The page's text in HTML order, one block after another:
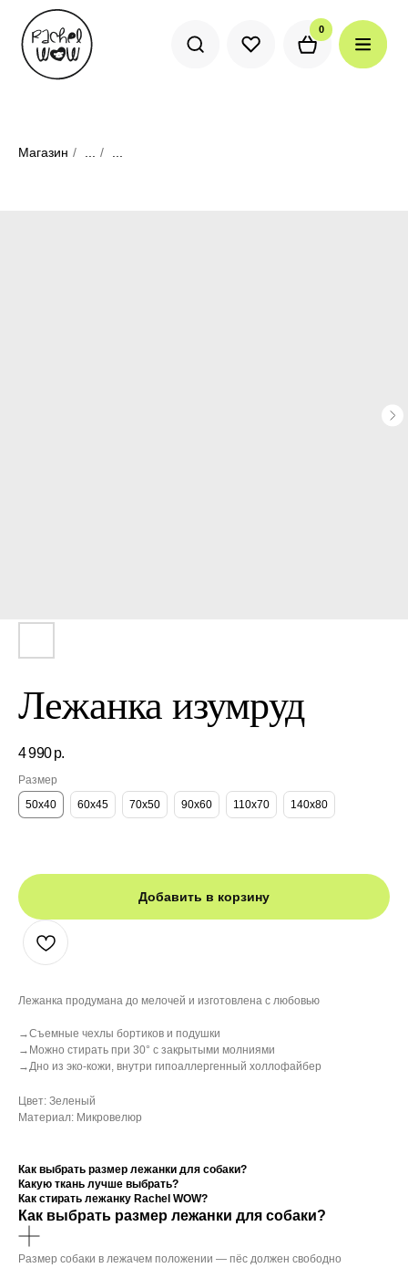
Магазин / /
Лежанка изумруд
4 990 р.
Размер
50х40
60х45 70х50 90х60 110х70 140х80
Добавить в корзину
Лежанка продумана до мелочей и изготовлена с любовью
→Съемные чехлы бортиков и подушки
→Можно стирать при 30° с закрытыми молниями
→Дно из эко-кожи, внутри гипоаллергенный холлофайбер
Цвет: Зеленый
Материал: Микровелюр
Как выбрать размер лежанки для собаки?
Какую ткань лучше выбрать?
Как стирать лежанку Rachel WOW?
Как выбрать размер лежанки для собаки?
Размер собаки в лежачем положении — пёс должен свободно